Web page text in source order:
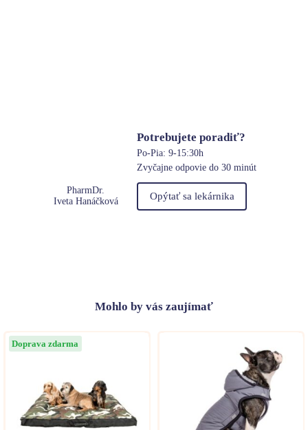
PharmDr.
Iveta Hanáčková
Potrebujete poradiť?
Po-Pia: 9-15:30h
Zvyčajne odpovie do 30 minút
Opýtať sa lekárnika
Mohlo by vás zaujímať
Doprava zdarma